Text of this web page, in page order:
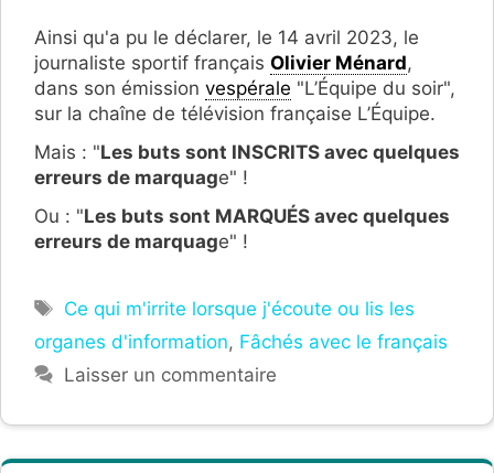
Ainsi qu'a pu le déclarer, le 14 avril 2023, le
journaliste sportif français Olivier Ménard,
dans son émission vespérale "L’Équipe du soir",
sur la chaîne de télévision française L’Équipe.
Mais : "Les buts sont INSCRITS avec quelques
erreurs de marquage" !
Ou : "Les buts sont MARQUÉS avec quelques
erreurs de marquage" !
Étiquettes
Ce qui m'irrite lorsque j'écoute ou lis les
organes d'information, Fâchés avec le français
Laisser un commentaire